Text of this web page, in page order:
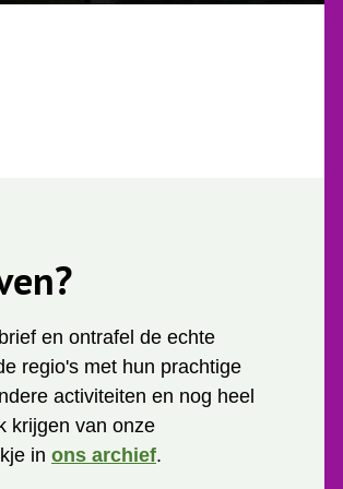
en ontrafel de echte
regio's met hun prachtige
activiteiten en nog heel
krijgen van onze
in ons archief.